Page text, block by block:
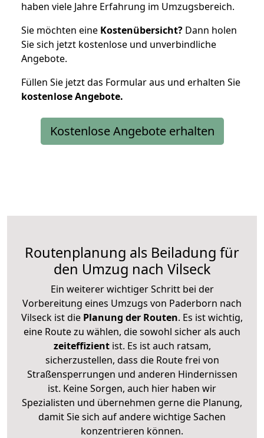
haben viele Jahre Erfahrung im Umzugsbereich.
Sie möchten eine Kostenübersicht? Dann holen
Sie sich jetzt kostenlose und unverbindliche
Angebote.
Füllen Sie jetzt das Formular aus und erhalten Sie
kostenloseAngebote.
Kostenlose Angebote erhalten
Routenplanung als Beiladung für
den Umzug nach Vilseck
Ein weiterer wichtiger Schritt bei der
Vorbereitung eines Umzugs von Paderborn nach
Vilseck ist die Planung der Routen. Es ist wichtig,
eine Route zu wählen, die sowohl sicher als auch
zeiteffizientist. Es ist auch ratsam,
sicherzustellen, dass die Route frei von
Straßensperrungen und anderen Hindernissen
ist. Keine Sorgen, auch hier haben wir
Spezialisten und übernehmen gerne die Planung,
damit Sie sich auf andere wichtige Sachen
konzentrieren können.